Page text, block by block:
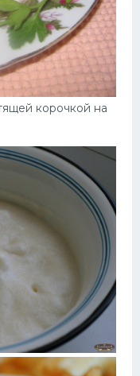
корочкой на